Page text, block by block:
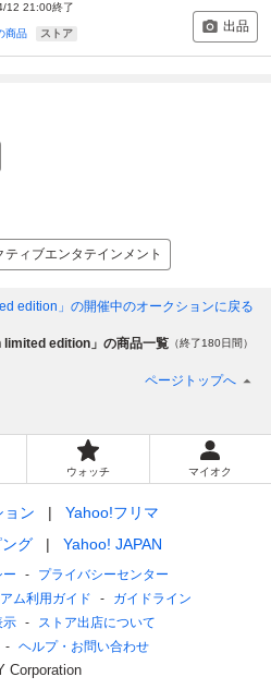
12 21:00終了
商品 ストア 出品
ィブエンタテインメント
edition」 の開催中のオークションに戻る
limited edition」の商品一覧 （終了180日間）
ページトップへ
ウォッチ マイオク
ョン
Yahoo!フリマ
グ
Yahoo! JAPAN
ー
プライバシーセンター
ム利用ガイド
ガイドライン
示
ストア出店について
ヘルプ・お問い合わせ
Corporation